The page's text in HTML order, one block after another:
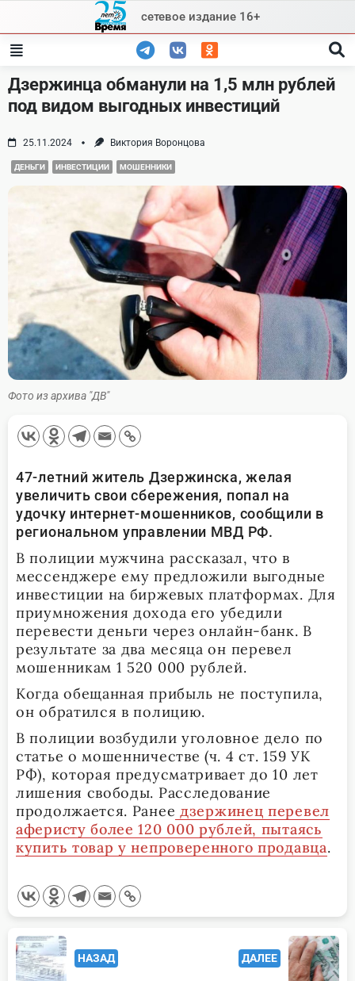
content
сетевое издание 16+
Дзержинца обманули на 1,5 млн рублей
под видом выгодных инвестиций
25.11.2024 Виктория Воронцова
ДЕНЬГИ ИНВЕСТИЦИИ МОШЕННИКИ
Фото из архива "ДВ"
47-летний житель Дзержинска, желая
увеличить свои сбережения, попал на
удочку интернет-мошенников, сообщили в
региональном управлении МВД РФ.
В полиции мужчина рассказал, что в
мессенджере ему предложили выгодные
инвестиции на биржевых платформах. Для
приумножения дохода его убедили
перевести деньги через онлайн-банк. В
результате за два месяца он перевел
мошенникам 1 520 000 рублей.
Когда обещанная прибыль не поступила,
он обратился в полицию.
В полиции возбудили уголовное дело по
статье о мошенничестве (ч. 4 ст. 159 УК
РФ), которая предусматривает до 10 лет
лишения свободы. Расследование
продолжается. Ранее дзержинец перевел
аферисту более 120 000 рублей, пытаясь
купить товар у непроверенного продавца.
<span
class="nav-НАЗАД ДАЛЕЕ